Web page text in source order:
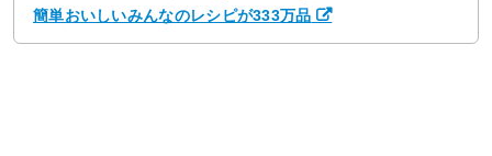
簡単おいしいみんなのレシピが333万品